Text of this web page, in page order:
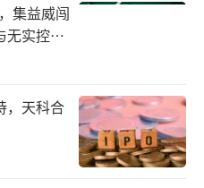
排行前十的非上市财
1494亿元，占非上市
集益威闯
无实控人
，天科合